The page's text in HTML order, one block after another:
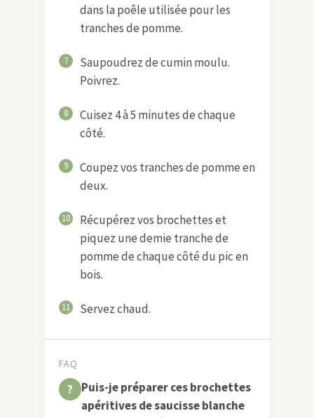
dans la poêle utilisée pour les
tranches de pomme.
7
Saupoudrez de cumin moulu.
Poivrez.
8
Cuisez 4 à 5 minutes de chaque
côté.
9
Coupez vos tranches de pomme en
deux.
10
Récupérez vos brochettes et
piquez une demie tranche de
pomme de chaque côté du pic en
bois.
11 Servez chaud.
FAQ
Puis-je préparer ces brochettes
apéritives de saucisse blanche